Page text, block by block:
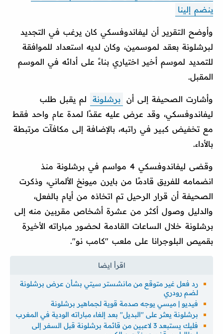
ينضم إلينا
وأوضح التقرير أن ليفاندوفسكي كان يرغب في التجديد
لبرشلونة بعقد لموسمين، وكان لديه استعداد للموافقة
للتمديد لموسم أخير اختياري بناءً على أدائه في الموسم
المقبل.
وأشارت الصحيفة إلى أن برشلونة
لم يقبل طلب
ليفاندوفسكي، وقد عرض عليه عقدًا لمدة عام واحد فقط
مع تخفيض كبير في راتبه، بالإضافة إلى مكافآت مرتبطة
بالأداء.
وقضى ليفاندوفسكي 4 مواسم في برشلونة منذ
انضمامه للفريق قادمًا من بايرن ميونخ الألماني، وذكرت
الصحيفة أن قرار الرحيل تم اتخاذه من أيام بالفعل،
والدليل وصول أكثر من عشرة أشخاص مقربين منه إلى
برشلونة خلال الساعات القادمة لحضور مباراته الأخيرة
بقميص البلوجرانا على ملعب "كامب نو".
رد فعل غير متوقع من مانشستر سيتي بشأن عرض برشلونة
لضم رودري
فيديو | ميسي يوجه صدمة قوية لجماهير برشلونة
برشلونة يعثر على "البديل" بعد إلغاء مباراته الودية في المغرب
فليك يستبعد 3 لاعبين من قائمة برشلونة قبل السفر إلى